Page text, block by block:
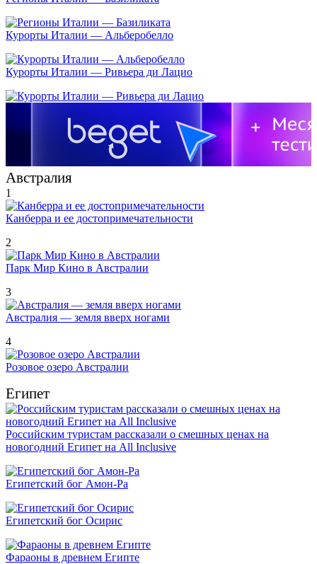
Курорты Италии — Альберобелло
Курорты Италии — Ривьера ди Лацио
Австралия
1
Канберра и ее достопримечательности
2
Парк Мир Кино в Австралии
3
Австралия — земля вверх ногами
4
Розовое озеро Австралии
Египет
Российским туристам рассказали о смешных ценах на
новогодний Египет на All Inclusive
Египетский бог Амон-Ра
Египетский бог Осирис
Фараоны в древнем Египте